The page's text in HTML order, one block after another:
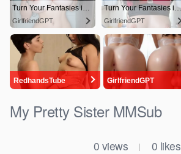
My Pretty Sister MMSub
0 views | 0 likes